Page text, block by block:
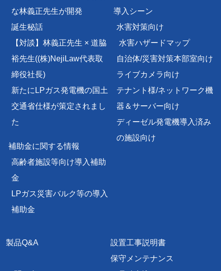
な林義正先生が開発
誕生秘話
【対談】林義正先生 × 道脇
裕先生((株)NejiLaw代表取
締役社長)
新たにLPガス発電機の国土
交通省仕様が策定されまし
た
補助金に関する情報
高齢者施設等向け導入補助
金
LPガス災害バルク等の導入
補助金
導入シーン
水害対策向け
水害ハザードマップ
自治体/災害対策本部室向け
ライブカメラ向け
テナント様/ネットワーク機
器＆サーバー向け
ディーゼル発電機導入済み
の施設向け
製品Q&A
設置工事説明書
保守メンテナンス